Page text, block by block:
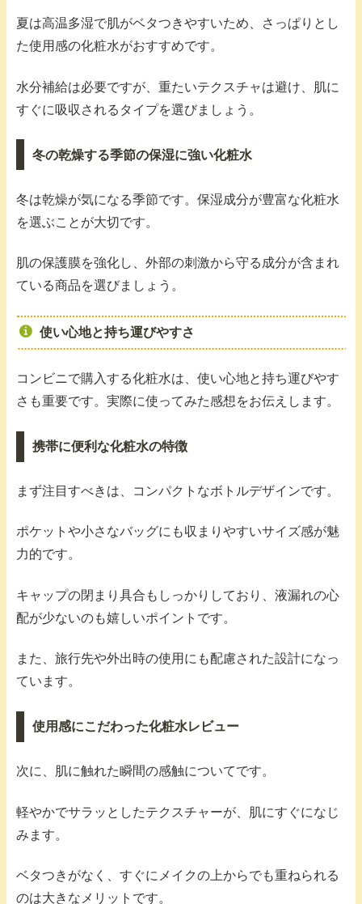
夏は高温多湿で肌がベタつきやすいため、さっぱりとし
た使用感の化粧水がおすすめです。
水分補給は必要ですが、重たいテクスチャは避け、肌に
すぐに吸収されるタイプを選びましょう。
冬の乾燥する季節の保湿に強い化粧水
冬は乾燥が気になる季節です。保湿成分が豊富な化粧水
を選ぶことが大切です。
肌の保護膜を強化し、外部の刺激から守る成分が含まれ
ている商品を選びましょう。
使い心地と持ち運びやすさ
コンビニで購入する化粧水は、使い心地と持ち運びやす
さも重要です。実際に使ってみた感想をお伝えします。
携帯に便利な化粧水の特徴
まず注目すべきは、コンパクトなボトルデザインです。
ポケットや小さなバッグにも収まりやすいサイズ感が魅
力的です。
キャップの閉まり具合もしっかりしており、液漏れの心
配が少ないのも嬉しいポイントです。
また、旅行先や外出時の使用にも配慮された設計になっ
ています。
使用感にこだわった化粧水レビュー
次に、肌に触れた瞬間の感触についてです。
軽やかでサラッとしたテクスチャーが、肌にすぐになじ
みます。
ベタつきがなく、すぐにメイクの上からでも重ねられる
のは大きなメリットです。